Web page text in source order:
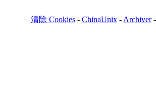
清除 Cookies- ChinaUnix- Archiver-